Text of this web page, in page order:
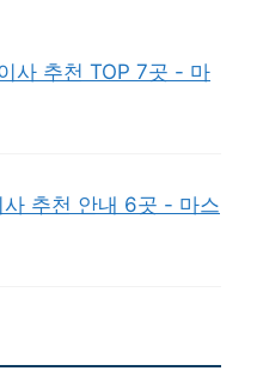
사 추천 TOP 7곳 - 마
추천 안내 6곳 - 마스